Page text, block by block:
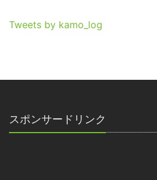
Tweets by kamo_log
スポンサードリンク